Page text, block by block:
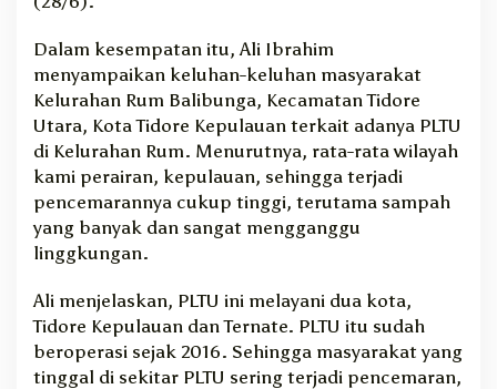
i
k
a
D
a
m
p
a
T
U
R
u
Dalam kesempatan itu, Ali Ibrahim
menyampaikan keluhan-keluhan masyarakat
Kelurahan Rum Balibunga, Kecamatan Tidore
Utara, Kota Tidore Kepulauan terkait adanya PLTU
di Kelurahan Rum. Menurutnya, rata-rata wilayah
kami perairan, kepulauan, sehingga terjadi
pencemarannya cukup tinggi, terutama sampah
yang banyak dan sangat mengganggu
linggkungan.
Ali menjelaskan, PLTU ini melayani dua kota,
Tidore Kepulauan dan Ternate. PLTU itu sudah
beroperasi sejak 2016. Sehingga masyarakat yang
tinggal di sekitar PLTU sering terjadi pencemaran,